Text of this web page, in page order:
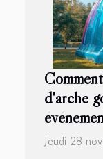
d'arche
Jeudi 28